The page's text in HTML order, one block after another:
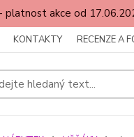
platnost akce od
KONTAKTY RECENZE A